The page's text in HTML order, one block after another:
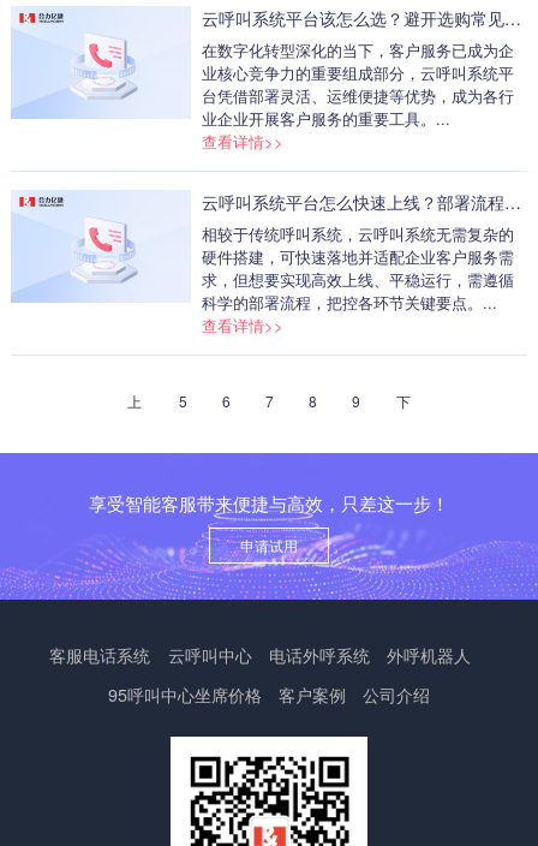
云呼叫系统平台该怎么选？避开选购常见误区
在数字化转型深化的当下，客户服务已成为企
业核心竞争力的重要组成部分，云呼叫系统平
台凭借部署灵活、运维便捷等优势，成为各行
业企业开展客户服务的重要工具。...
查看详情>>
云呼叫系统平台怎么快速上线？部署流程全梳理
相较于传统呼叫系统，云呼叫系统无需复杂的
硬件搭建，可快速落地并适配企业客户服务需
求，但想要实现高效上线、平稳运行，需遵循
科学的部署流程，把控各环节关键要点。...
查看详情>>
上
5 6 7 8 9
下
享受智能客服带来便捷与高效，只差这一步！
申请试用
客服电话系统 云呼叫中心 电话外呼系统
外呼机器人
95呼叫中心坐席价格 客户案例 公司介绍